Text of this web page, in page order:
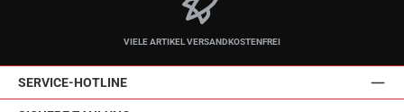
VIELE ARTIKEL VERSANDKOSTENFREI
SERVICE-HOTLINE